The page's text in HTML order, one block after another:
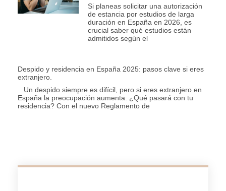
Si planeas solicitar una autorización
de estancia por estudios de larga
duración en España en 2026, es
crucial saber qué estudios están
admitidos según el
Despido y residencia en España 2025: pasos clave si eres
extranjero.
Un despido siempre es difícil, pero si eres extranjero en
España la preocupación aumenta: ¿Qué pasará con tu
residencia? Con el nuevo Reglamento de